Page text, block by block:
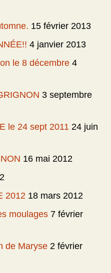
15 février 2013
4 janvier 2013
le 8 décembre 4
3 septembre
le 24 sept 2011 24 juin
16 mai 2012
2012 18 mars 2012
moulages 7 février
de Maryse 2 février